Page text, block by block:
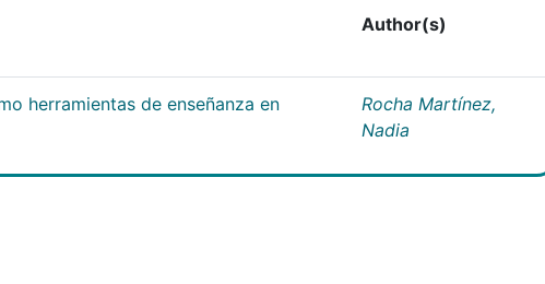
Author(s)
herramientas de enseñanza en
Rocha Martínez,
Nadia